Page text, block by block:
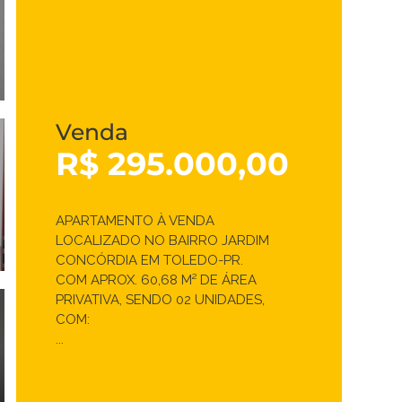
Venda
R$ 295.000,00
APARTAMENTO À VENDA
LOCALIZADO NO BAIRRO JARDIM
CONCÓRDIA EM TOLEDO-PR.
COM APROX. 60,68 M² DE ÁREA
PRIVATIVA, SENDO 02 UNIDADES,
COM:
...